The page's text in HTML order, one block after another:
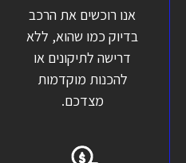
אנו רוכשים את הרכב
בדיוק כמו שהוא, ללא
דרישה לתיקונים או
להכנות מוקדמות
מצדכם.